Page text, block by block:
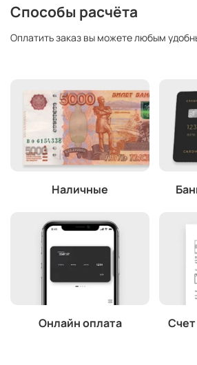
Способы расчёта
Оплатить заказ вы можете любым
Наличные
Онлайн оплата